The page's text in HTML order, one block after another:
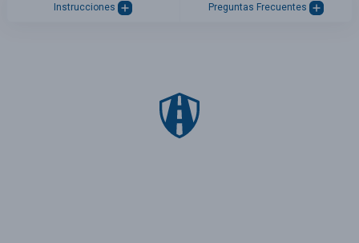
Instrucciones Preguntas Frecuentes